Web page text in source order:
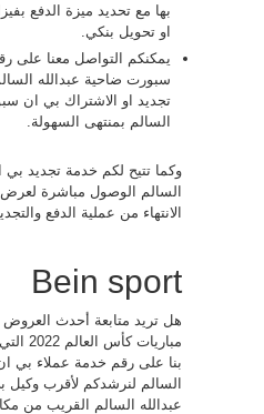
بها مع تحديد ميزة الدفع
او تحويل بنكي.
يمكنكم التواصل معنا على
سبورت ضاحية عبدالله
تجديد او الاشتراك بي ان
السالم بمنتهى السهولة.
وكما تتيح لكم خدمة تجديد
السالم الوصول مباشرة لعرض
الانتهاء من عملية الدفع
Bein sport
هل تريد متابعة أحدث العروض
بنا على رقم خدمة عملاء بي
السالم لنرشدكم لأقرب
عبدالله السالم القريب من